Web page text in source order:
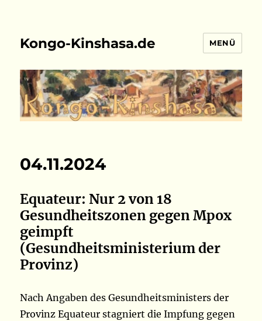
Kongo-Kinshasa.de MENÜ
04.11.2024
Equateur: Nur 2 von 18
Gesundheitszonen gegen Mpox
geimpft
(Gesundheitsministerium der
Provinz)
Nach Angaben des Gesundheitsministers der
Provinz Equateur stagniert die Impfung gegen